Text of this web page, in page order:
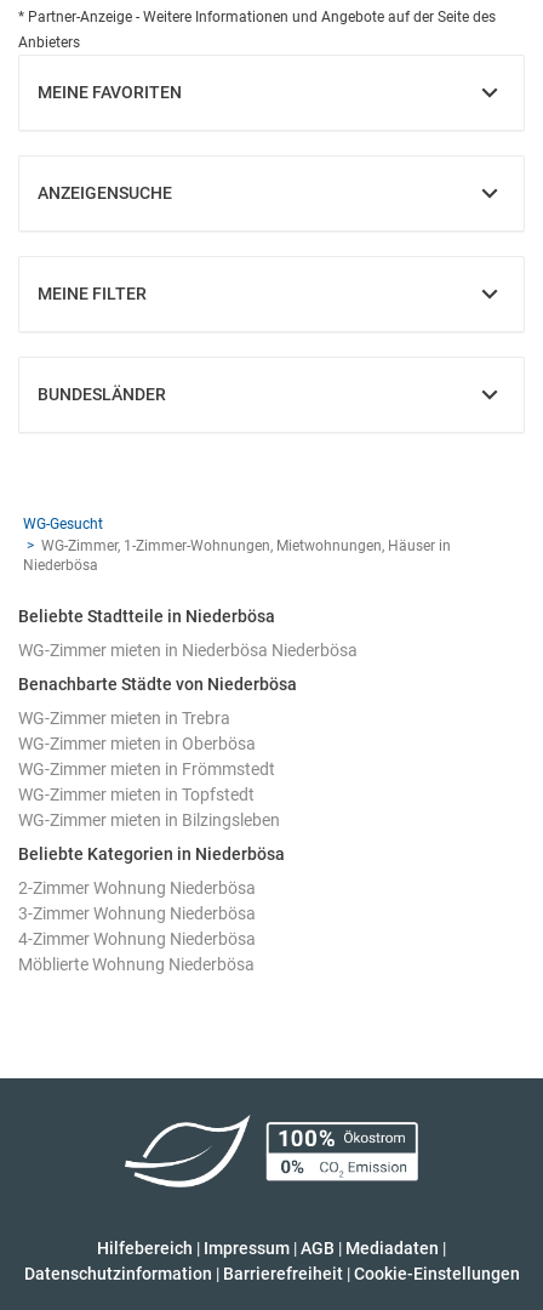
* Partner-Anzeige - Weitere Informationen und Angebote auf der Seite des
Anbieters
MEINE FAVORITEN
EINBLENDEN
ANZEIGENSUCHE
EINBLENDEN
MEINE FILTER
EINBLENDEN
BUNDESLÄNDER
EINBLENDEN
WG-Gesucht
WG-Zimmer, 1-Zimmer-Wohnungen, Mietwohnungen, Häuser in
Niederbösa
Beliebte Stadtteile in Niederbösa
WG-Zimmer mieten in Niederbösa Niederbösa
Benachbarte Städte von Niederbösa
WG-Zimmer mieten in Trebra
WG-Zimmer mieten in Oberbösa
WG-Zimmer mieten in Frömmstedt
WG-Zimmer mieten in Topfstedt
WG-Zimmer mieten in Bilzingsleben
Beliebte Kategorien in Niederbösa
2-Zimmer Wohnung Niederbösa
3-Zimmer Wohnung Niederbösa
4-Zimmer Wohnung Niederbösa
Möblierte Wohnung Niederbösa
Hilfebereich | Impressum |AGB | Mediadaten |
Datenschutzinformation | Barrierefreiheit | Cookie-Einstellungen